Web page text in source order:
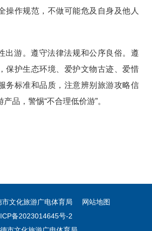
操作规范，不做可能危及自身及他人
出游。遵守法律法规和公序良俗。遵
保护生态环境、爱护文物古迹、爱惜
务标准和品质，注意辨别旅游攻略信
品，警惕“不合理低价游”。
文化旅游广电体育局
网站地图
备2023014645号-2